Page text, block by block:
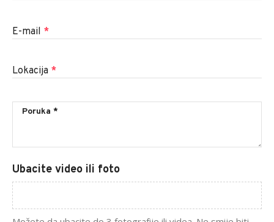
E-mail *
Lokacija *
Ubacite video ili foto